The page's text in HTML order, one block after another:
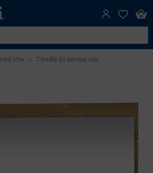
domácnosti
izba Zrkadlá do detskej izby